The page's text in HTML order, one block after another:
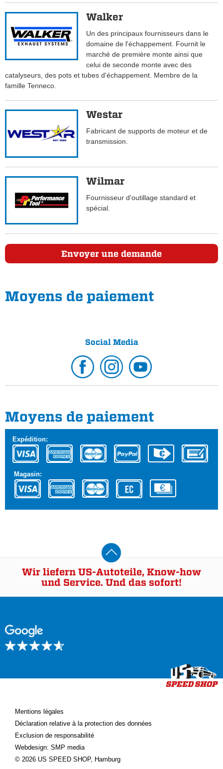
Walker
Un des principaux fournisseurs dans le
domaine de l'échappement. Fournit le
marché de première monte ainsi que
celui de seconde monte avec des
catalyseurs, des pots et tubes d'échappement. Membre de la
famille Tenneco.
Westar
Fabricant de supports de moteur et de
transmission.
Wilmar
Fournisseur d'outillage standard et
spécial.
Envoyer une demande
Moyens de paiement
Social Media
Moyens de paiement
Expédition:
Magasin:
Wir liefern US-Autoteile, Know-how
und Service. Und das sofort!
Mentions légales
Déclaration relative à la protection des données
Exclusion de responsabilité
Webdesign: SMP media
© 2026 US SPEED SHOP, Hamburg